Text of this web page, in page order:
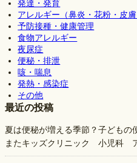
発達・発育
アレルギー（鼻炎・花粉・皮膚
予防接種・健康管理
食物アレルギー
夜尿症
便秘・排泄
咳・喘息
発熱・感染症
その他
最近の投稿
夏は便秘が増える季節？子どもの
またキッズクリニック 小児科